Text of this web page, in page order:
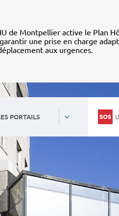
de Montpellier active le Plan
une prise en charge
aux urgences.
PORTAILS